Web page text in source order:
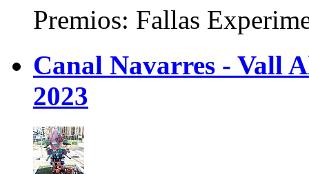
Premios: Fallas
Canal Navarres - Vall
2023